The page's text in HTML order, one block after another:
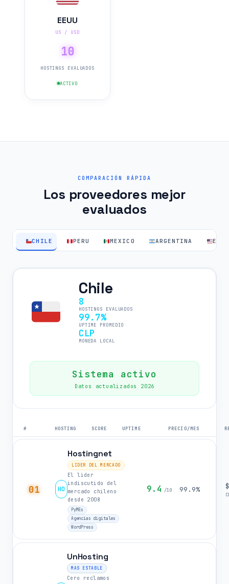
EEUU
US / USD
10
HOSTINGS EVALUADOS
ACTIVO
COMPARACIÓN RÁPIDA
Los proveedores mejor
evaluados
CHILE PERU MEXICO ARGENTINA EEUU
Chile
8
HOSTINGS EVALUADOS
99.7%
UPTIME PROMEDIO
CLP
MONEDA LOCAL
Sistema activo
Datos actualizados 2026
# HOSTING SCORE UPTIME PRECIO/MES
01 HO
Hostingnet
LIDER DEL MERCADO
El lider
indiscutido del
mercado chileno
desde 2008
PyMEs
Agencias digitales
WordPress
9.4 /10 99.9%
UnHosting
MAS ESTABLE
Cero reclamos